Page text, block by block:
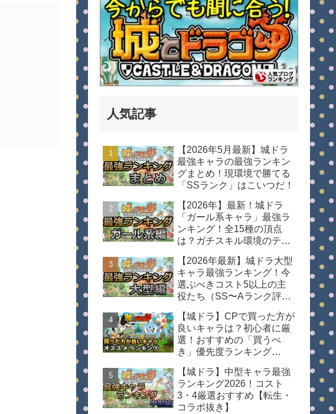
人気記事
【2026年5月最新】城ドラ
最強キャラの最強ランキン
グまとめ！現環境で勝てる
「SSランク」はこいつだ！
【2026年】最新！城ドラ
「ガール系キャラ」最強ラ
ンキング！全15種の頂点
は？ガチスキル環境のティ
【2026年最新】城ドラ大型
キャラ最強ランキング！今
選ぶべきコスト5以上の主
役たち（SS〜Aランク評
【城ドラ】CPで買った方が
良いキャラは？初心者に厳
選！おすすめの「買うべ
き」優先度ランキング
【城ドラ】中型キャラ最強
ランキング2026！コスト
3・4厳選おすすめ【転生・
コラボ抜き】